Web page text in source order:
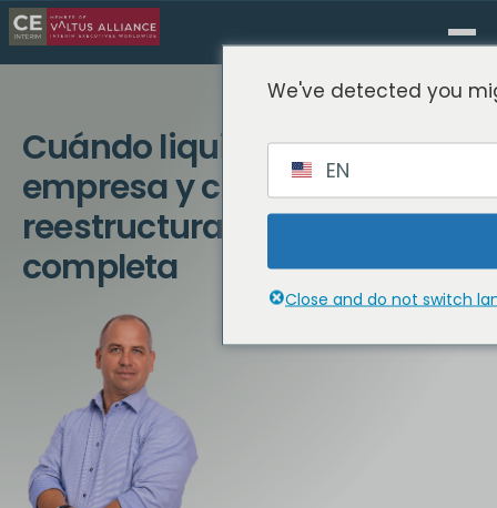
Cuándo liquidar una
empresa y cuándo
reestructurarla | Guía
completa
We've detected you
EN
Close and do not switch